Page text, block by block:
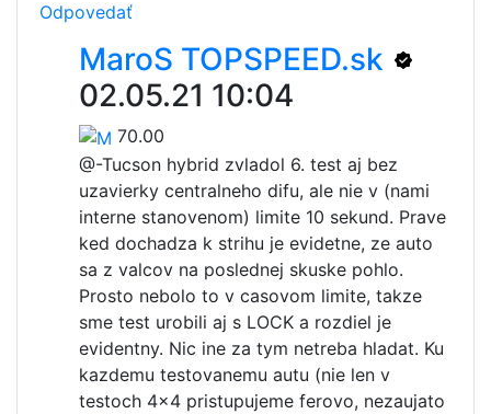
Odpovedať
MaroS TOPSPEED.sk
02.05.21 10:04
70.00
@-Tucson hybrid zvladol 6. test aj bez
uzavierky centralneho difu, ale nie v (nami
interne stanovenom) limite 10 sekund. Prave
ked dochadza k strihu je evidetne, ze auto
sa z valcov na poslednej skuske pohlo.
Prosto nebolo to v casovom limite, takze
sme test urobili aj s LOCK a rozdiel je
evidentny. Nic ine za tym netreba hladat. Ku
kazdemu testovanemu autu (nie len v
testoch 4x4 pristupujeme ferovo, nezaujato